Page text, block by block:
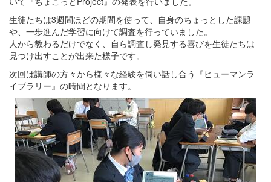
生徒たちは3週間ほどの期間を使って、自身のちょっとした課題
や、一歩進んだ学習に向けて調査を行っていました。
人から教わるだけでなく、自ら調査し発見する喜びを生徒たちは
見つけ出すことが出来た様子です。
次回は講師の方々から様々な経験を伺い話し合う『ヒューマンラ
イブラリー』の時間となります。